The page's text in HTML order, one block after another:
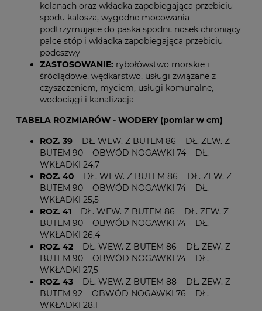
kolanach oraz wkładka zapobiegająca przebiciu
spodu kalosza, wygodne mocowania
podtrzymujące do paska spodni, nosek chroniący
palce stóp i wkładka zapobiegająca przebiciu
podeszwy
ZASTOSOWANIE: rybołówstwo morskie i
śródlądowe, wędkarstwo, usługi związane z
czyszczeniem, myciem, usługi komunalne,
wodociągi i kanalizacja
TABELA ROZMIARÓW - WODERY (pomiar w cm)
ROZ. 39 DŁ. WEW. Z BUTEM 86 DŁ. ZEW. Z
BUTEM 90 OBWÓD NOGAWKI 74 DŁ.
WKŁADKI 24,7
ROZ. 40 DŁ. WEW. Z BUTEM 86 DŁ. ZEW. Z
BUTEM 90 OBWÓD NOGAWKI 74 DŁ.
WKŁADKI 25,5
ROZ. 41 DŁ. WEW. Z BUTEM 86 DŁ. ZEW. Z
BUTEM 90 OBWÓD NOGAWKI 74 DŁ.
WKŁADKI 26,4
ROZ. 42 DŁ. WEW. Z BUTEM 86 DŁ. ZEW. Z
BUTEM 90 OBWÓD NOGAWKI 74 DŁ.
WKŁADKI 27,5
ROZ. 43 DŁ. WEW. Z BUTEM 88 DŁ. ZEW. Z
BUTEM 92 OBWÓD NOGAWKI 76 DŁ.
WKŁADKI 28,1